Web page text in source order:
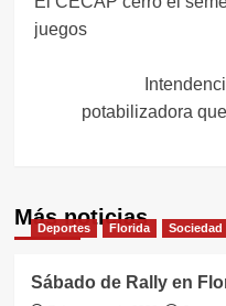
de
entradas
juegos
potabilizadora
Más noticias
Deportes Florida Sociedad
Sábado de Rally en